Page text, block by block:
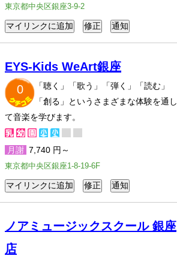
東京都中央区銀座3-9-2
EYS-Kids WeArt銀座
0
「聴く」「歌う」「弾く」「読む」
「創る」というさまざまな体験を通し
て音楽を学びます。
月謝 7,740 円～
東京都中央区銀座1-8-19-6F
ノアミュージックスクール 銀座
店